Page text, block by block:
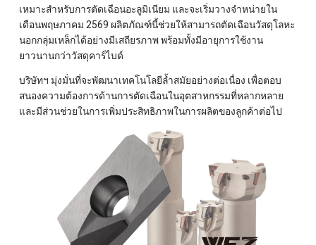
เหมาะสำหรับการตัดเฉือนอะลูมิเนียม และจะเริ่มวางจำหน่ายใน
เดือนพฤษภาคม 2569 ผลิตภัณฑ์นี้ช่วยให้สามารถตัดเฉือนวัสดุโลหะ
นอกกลุ่มเหล็กได้อย่างมีเสถียรภาพ พร้อมทั้งมีอายุการใช้งาน
ยาวนานกว่าวัสดุคาร์ไบด์
บริษัทฯ มุ่งมั่นที่จะพัฒนาเทคโนโลยีล้ำสมัยอย่างต่อเนื่อง เพื่อตอบ
สนองความต้องการด้านการตัดเฉือนในอุตสาหกรรมที่หลากหลาย
และมีส่วนช่วยในการเพิ่มประสิทธิภาพในการผลิตของลูกค้าต่อไป